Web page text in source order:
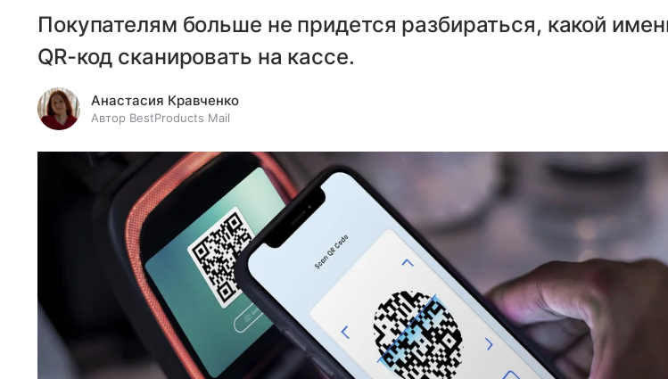
Покупателям больше не придется разбираться, какой
QR-код сканировать на кассе.
Анастасия Кравченко
Автор BestProducts Mail